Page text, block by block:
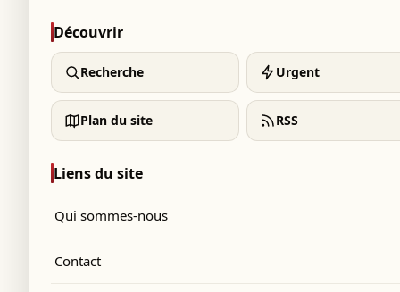
Découvrir
Recherche Urgent
Plan du site RSS
Liens du site
Qui sommes-nous
Contact